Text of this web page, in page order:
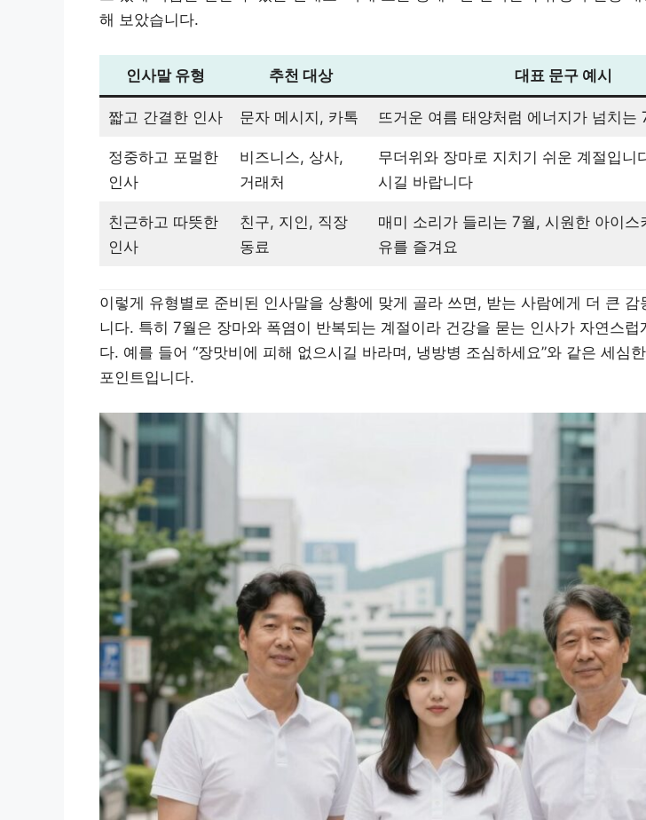
해 보았습니다.
인사말 유형 추천 대상 대표 문구 예시
짧고 간결한 인사 문자 메시지, 카톡 뜨거운 여름 태양처럼 에너지가 넘치는
정중하고 포멀한
인사
비즈니스, 상사,
거래처
무더위와 장마로 지치기 쉬운 계절입니
시길 바랍니다
친근하고 따뜻한
인사
친구, 지인, 직장
동료
매미 소리가 들리는 7월, 시원한 아이스
유를 즐겨요
이렇게 유형별로 준비된 인사말을 상황에 맞게 골라 쓰면, 받는 사람에게 더 큰 감
니다. 특히 7월은 장마와 폭염이 반복되는 계절이라 건강을 묻는 인사가 자연스럽
다. 예를 들어 “장맛비에 피해 없으시길 바라며, 냉방병 조심하세요”와 같은 세심
포인트입니다.